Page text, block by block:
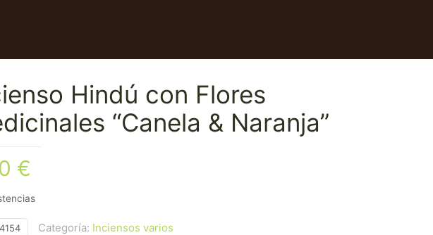
Hindú con Flores
“Canela & Naranja”
€
4154 Categoría: Inciensos varios